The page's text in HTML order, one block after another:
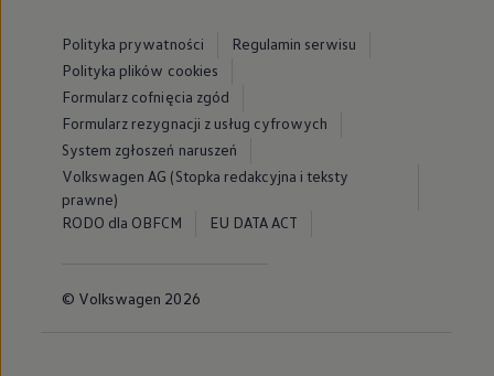
Polityka prywatności
Regulamin serwisu
Polityka plików cookies
Formularz cofnięcia zgód
Formularz rezygnacji z usług cyfrowych
System zgłoszeń naruszeń
Volkswagen AG (Stopka redakcyjna i teksty
prawne)
RODO dla OBFCM
EU DATA ACT
© Volkswagen 2026